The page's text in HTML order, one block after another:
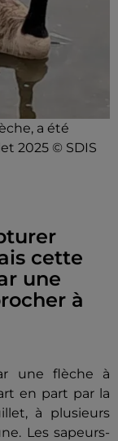
a été
2025 © SDIS
cette
une
à
une flèche à
en part par la
à plusieurs
Les sapeurs-